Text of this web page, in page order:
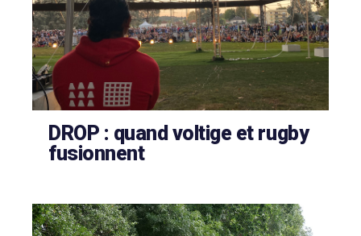
DROP : quand voltige et rugby
fusionnent